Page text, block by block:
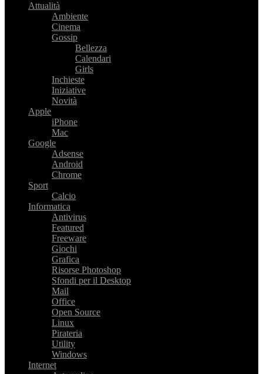
Attualità
Ambiente
Cinema
Gossip
Bellezza
Calendari
Girls
Inchieste
Iniziative
Novità
Apple
iPhone
Mac
Google
Adsense
Android
Chrome
Sport
Calcio
Informatica
Antivirus
Featured
Freeware
Giochi
Grafica
Risorse Photoshop
Sfondi per il Desktop
Mail
Office
Open Source
Linux
Pirateria
Utility
Windows
Internet